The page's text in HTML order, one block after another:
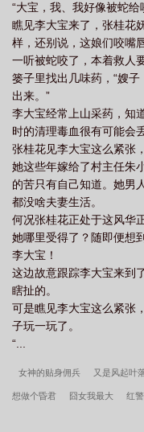
“大宝，我、我好像被蛇给
瞧见李大宝来了，张桂花
样，还别说，这娘们咬嘴
一听被蛇咬了，本着救人
篓子里找出几味药，“嫂
出来。”
李大宝经常上山采药，知
时的清理毒血很有可能会
张桂花见李大宝这么紧张
她这些年嫁给了村主任朱
的苦只有自己知道。她男
都没啥夫妻生活。
何况张桂花正处于这风华
她哪里受得了？随即便
李大宝！
这边故意跟踪李大宝来到
瞎扯的。
可是瞧见李大宝这么紧张
子玩一玩了。
“...
女神的贴身佣兵 又是风起叶
想做个昏君 囧女我最大 红